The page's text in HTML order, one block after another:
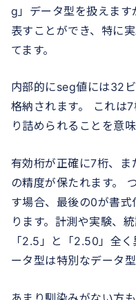
g」データ型を扱えま
表すことができ、特に
てます。
内部的にseg値には32
格納されます。 これは
り詰められることを意味
有効桁が正確に7桁、
の精度が保たれます。
す場合、最後の0が書
ります。計測や実験、
「2.5」と「2.50」全
ータ型は特別なデータ型